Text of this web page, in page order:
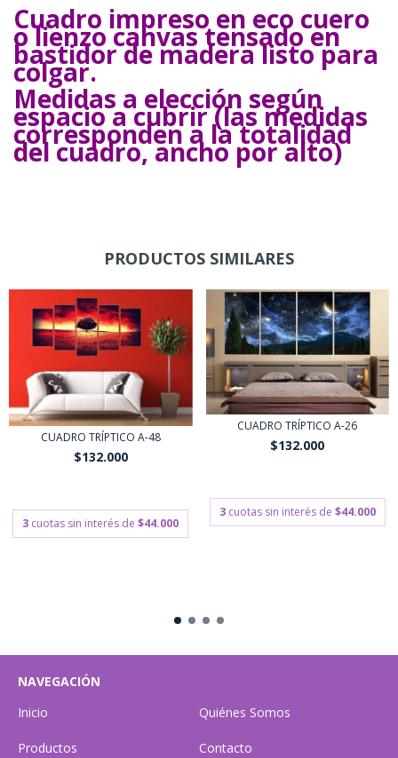
Cuadro impreso en eco cuero
o lienzo canvas tensado en
bastidor de madera listo para
colgar.
Medidas a elección según
espacio a cubrir (las medidas
corresponden a la totalidad
del cuadro, ancho por alto)
PRODUCTOS SIMILARES
CUADRO TRÍPTICO A-48
$132.000
3 cuotas sin interés de$44.000
CUADRO TRÍPTICO A-26
$132.000
3 cuotas sin interés de $44.000
NAVEGACIÓN
Inicio
Quiénes Somos
Productos Contacto